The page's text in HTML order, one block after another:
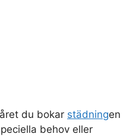
du bokar städningen
behov eller